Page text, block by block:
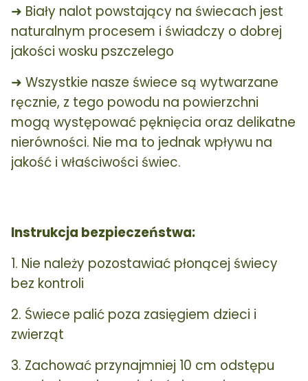
➜ Biały nalot powstający na świecach jest
naturalnym procesem i świadczy o dobrej
jakości wosku pszczelego
➜ Wszystkie nasze świece są wytwarzane
ręcznie, z tego powodu na powierzchni
mogą występować pęknięcia oraz delikatne
nierówności. Nie ma to jednak wpływu na
jakość i właściwości świec.
Instrukcja bezpieczeństwa:
1. Nie należy pozostawiać płonącej świecy
bez kontroli
2. Świece palić poza zasięgiem dzieci i
zwierząt
3. Zachować przynajmniej 10 cm odstępu